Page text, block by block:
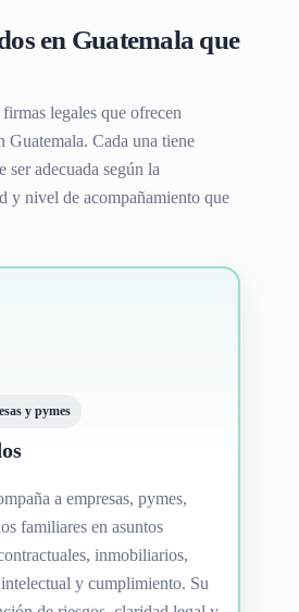
en Guatemala que
legales que ofrecen
Guatemala. Cada una tiene
ser adecuada según la
y nivel de acompañamiento que
y pymes
a empresas, pymes,
familiares en asuntos
inmobiliarios,
y cumplimiento. Su